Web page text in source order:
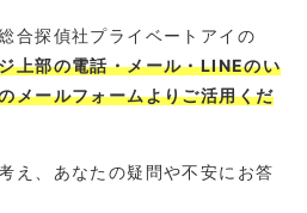
合探偵社プライベートアイの
上部の電話・メール・LINEのい
メールフォームよりご活用くだ
え、あなたの疑問や不安にお答